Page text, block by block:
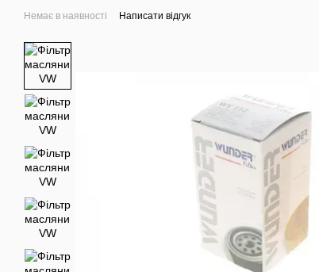
Немає в наявності Написати відгук